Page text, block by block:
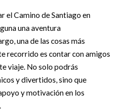
el Camino de Santiago en
una aventura
una de las cosas más
recorrido es contar con amigos
viaje. No solo podrás
y divertidos, sino que
y motivación en los